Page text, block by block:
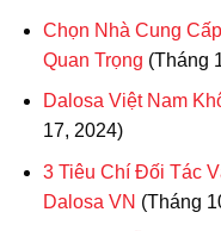
Chọn Nhà Cung
Quan Trọng (Tháng
Dalosa Việt Nam
17, 2024)
3 Tiêu Chí Đối Tác
Dalosa VN (Tháng